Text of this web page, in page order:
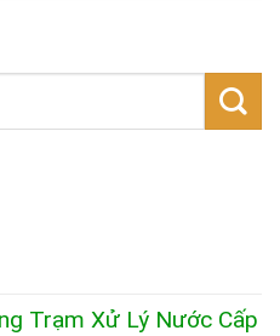
Trạm Xử Lý Nước Cấp